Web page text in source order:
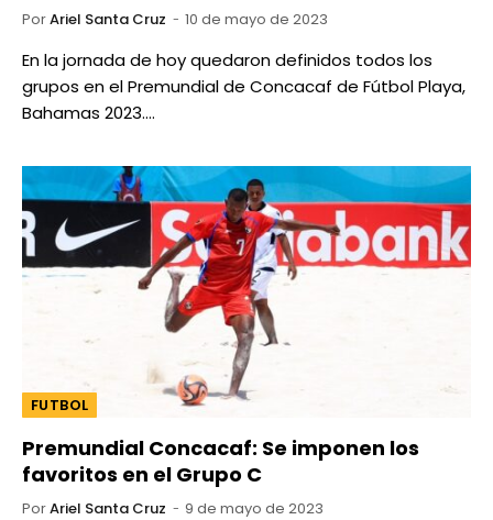
PorAriel Santa Cruz 10 de mayo de 2023
En la jornada de hoy quedaron definidos todos los
grupos en el Premundial de Concacaf de Fútbol Playa,
Bahamas 2023.…
FUTBOL
Premundial Concacaf: Se imponen los
favoritos en el Grupo C
PorAriel Santa Cruz 9 de mayo de 2023